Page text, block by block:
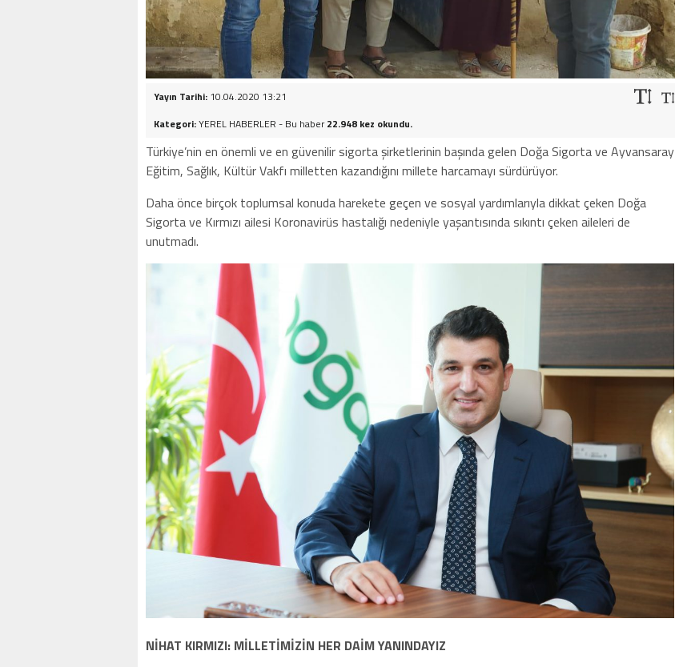
Yayın Tarihi: 10.04.2020 13:21
Kategori:YEREL HABERLER - Bu haber22.948 kez okundu.
Türkiye’nin en önemli ve en güvenilir sigorta şirketlerinin başında gelen Doğa Sigorta ve Ayvansaray
Eğitim, Sağlık, Kültür Vakfı milletten kazandığını millete harcamayı sürdürüyor.
Daha önce birçok toplumsal konuda harekete geçen ve sosyal yardımlarıyla dikkat çeken Doğa
Sigorta ve Kırmızı ailesi Koronavirüs hastalığı nedeniyle yaşantısında sıkıntı çeken aileleri de
unutmadı.
NİHAT KIRMIZI: MİLLETİMİZİN HER DAİM YANINDAYIZ